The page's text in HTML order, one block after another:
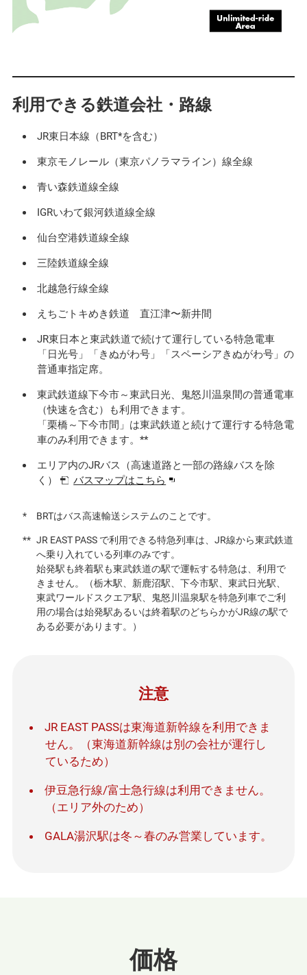
利用できる鉄道会社・路線
JR東日本線（BRT*を含む）
東京モノレール（東京パノラマライン）線全線
青い森鉄道線全線
IGRいわて銀河鉄道線全線
仙台空港鉄道線全線
三陸鉄道線全線
北越急行線全線
えちごトキめき鉄道 直江津〜新井間
JR東日本と東武鉄道で続けて運行している特急電車
「日光号」「きぬがわ号」「スペーシアきぬがわ号」の
普通車指定席。
東武鉄道線下今市～東武日光、鬼怒川温泉間の普通電車
（快速を含む）も利用できます。
「栗橋～下今市間」は東武鉄道と続けて運行する特急電
車のみ利用できます。**
エリア内のJRバス（高速道路と一部の路線バスを除
く）
バスマップはこちら
別
ン
ド
ウ
で
開
き
ま
BRTはバス高速輸送システムのことです。
JR EAST PASS で利用できる特急列車は、JR線から東武鉄道
へ乗り入れている列車のみです。
始発駅も終着駅も東武鉄道の駅で運転する特急は、利用で
きません。（栃木駅、新鹿沼駅、下今市駅、東武日光駅、
東武ワールドスクエア駅、鬼怒川温泉駅を特急列車でご利
用の場合は始発駅あるいは終着駅のどちらかがJR線の駅で
ある必要があります。）
注意
JR EAST PASSは東海道新幹線を利用できま
せん。（東海道新幹線は別の会社が運行し
ているため）
伊豆急行線/富士急行線は利用できません。
（エリア外のため）
GALA湯沢駅は冬～春のみ営業しています。
価格